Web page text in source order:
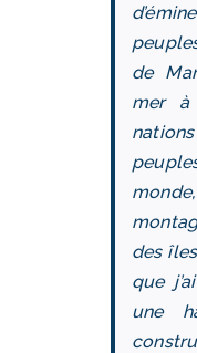
de
mer à
des
que
une